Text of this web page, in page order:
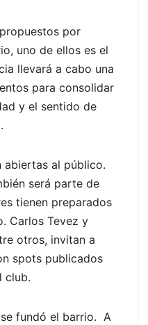
por
uno de ellos es el
llevará a cabo una
para consolidar
y el sentido de
abiertas al público.
será parte de
tienen preparados
Carlos Tevez y
otros, invitan a
spots publicados
club.
fundó el barrio. A